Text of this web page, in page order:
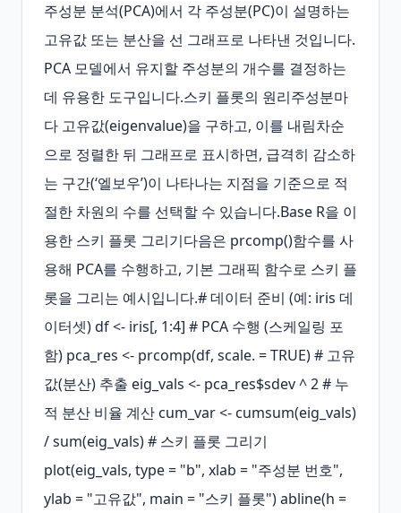
주성분 분석(PCA)에서 각 주성분(PC)이 설명하는
고유값 또는 분산을 선 그래프로 나타낸 것입니다.
PCA 모델에서 유지할 주성분의 개수를 결정하는
데 유용한 도구입니다.스키 플롯의 원리주성분마
다 고유값(eigenvalue)을 구하고, 이를 내림차순
으로 정렬한 뒤 그래프로 표시하면, 급격히 감소하
는 구간(‘엘보우’)이 나타나는 지점을 기준으로 적
절한 차원의 수를 선택할 수 있습니다.Base R을 이
용한 스키 플롯 그리기다음은 prcomp()함수를 사
용해 PCA를 수행하고, 기본 그래픽 함수로 스키 플
롯을 그리는 예시입니다.# 데이터 준비 (예: iris 데
이터셋) df <- iris[, 1:4] # PCA 수행 (스케일링 포
함) pca_res <- prcomp(df, scale. = TRUE) # 고유
값(분산) 추출 eig_vals <- pca_res$sdev ^ 2 # 누
적 분산 비율 계산 cum_var <- cumsum(eig_vals)
/ sum(eig_vals) # 스키 플롯 그리기
plot(eig_vals, type = "b", xlab = "주성분 번호",
ylab = "고유값", main = "스키 플롯") abline(h =